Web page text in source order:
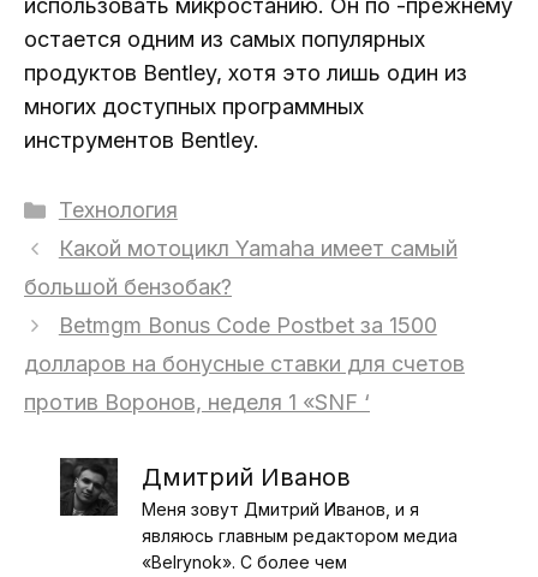
остается одним из самых популярных
продуктов Bentley, хотя это лишь один из
многих доступных программных
инструментов Bentley.
Рубрики
Технология
Какой мотоцикл Yamaha имеет самый
большой бензобак?
Betmgm Bonus Code Postbet за 1500
долларов на бонусные ставки для счетов
против Воронов, неделя 1 «SNF ‘
Дмитрий Иванов
Меня зовут Дмитрий Иванов, и я
являюсь главным редактором медиа
«Belrynok». С более чем